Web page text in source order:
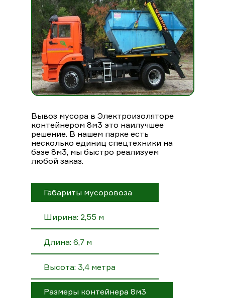
Вывоз мусора в Электроизоляторе
контейнером 8м3 это наилучшее
решение. В нашем парке есть
несколько единиц спецтехники на
базе 8м3, мы быстро реализуем
любой заказ.
Габариты мусоровоза
Ширина: 2,55 м
Длина: 6,7 м
Высота: 3,4 метра
Размеры контейнера 8м3